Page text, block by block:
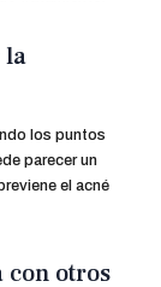
la
los puntos
parecer un
el acné
con otros